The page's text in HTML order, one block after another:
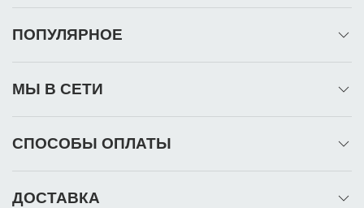
ПОПУЛЯРНОЕ
МЫ В СЕТИ
СПОСОБЫ ОПЛАТЫ
ДОСТАВКА